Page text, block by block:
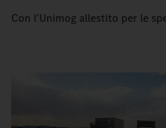
Con l'Unimog allestito per le